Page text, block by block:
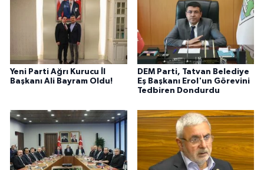
Yeni Parti Ağrı Kurucu İl
Başkanı Ali Bayram Oldu!
DEM Parti, Tatvan Belediye
Eş Başkanı Erol'un Görevini
Tedbiren Dondurdu